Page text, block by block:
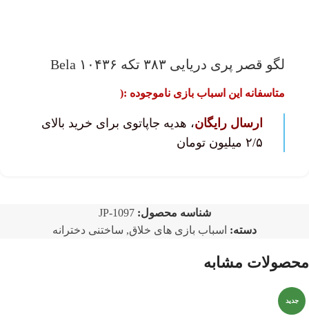
لگو قصر پری دریایی ۳۸۳ تکه ۱۰۴۳۶ Bela
متاسفانه این اسباب بازی ناموجوده :(
ارسال رایگان، هدیه جاپاتوی برای خرید بالای
۲/۵ میلیون تومان
شناسه محصول:JP-1097
دسته: اسباب بازی های خلاق, ساختنی دخترانه
محصولات مشابه
جدید